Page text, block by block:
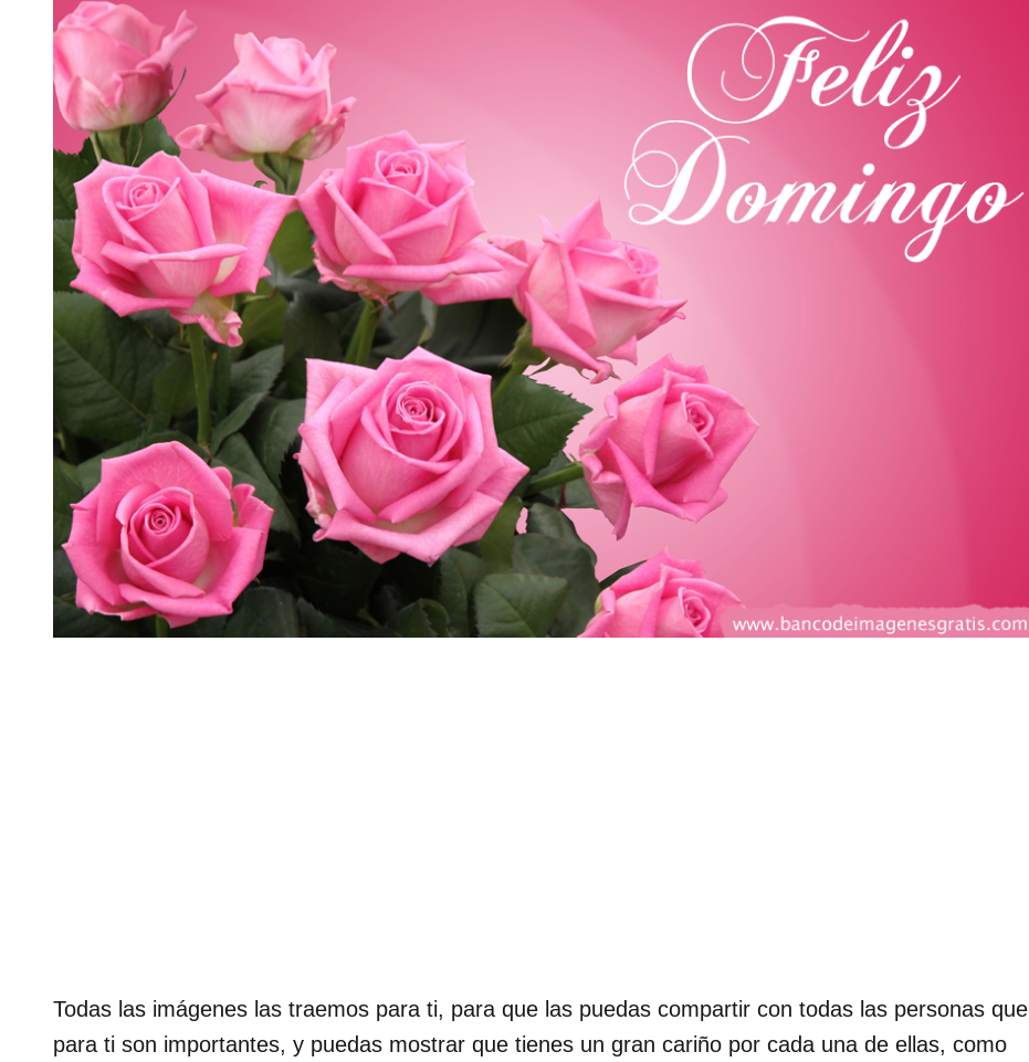
Todas las imágenes las traemos para ti, para que las puedas compartir con todas las personas que
para ti son importantes, y puedas mostrar que tienes un gran cariño por cada una de ellas, como